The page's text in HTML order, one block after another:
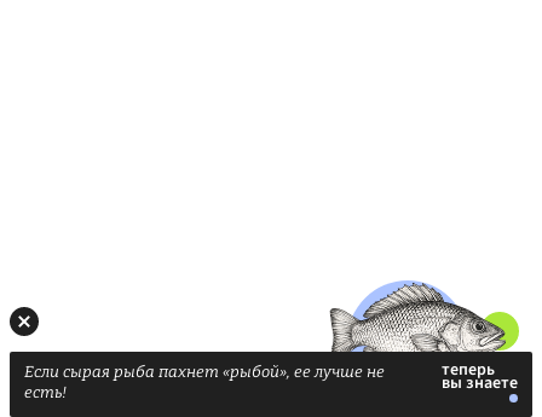
Если сырая рыба пахнет «рыбой», ее лучше не
есть!